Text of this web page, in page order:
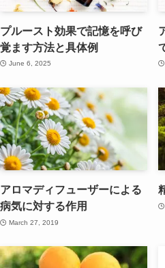
プルースト効果で記憶を呼び
覚ます方法と具体例
June 6, 2025
アロマディフューザーによる
病気に対する作用
March 27, 2019